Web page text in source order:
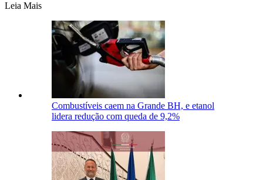
Leia Mais
Combustíveis caem na Grande BH, e etanol
lidera redução com queda de 9,2%